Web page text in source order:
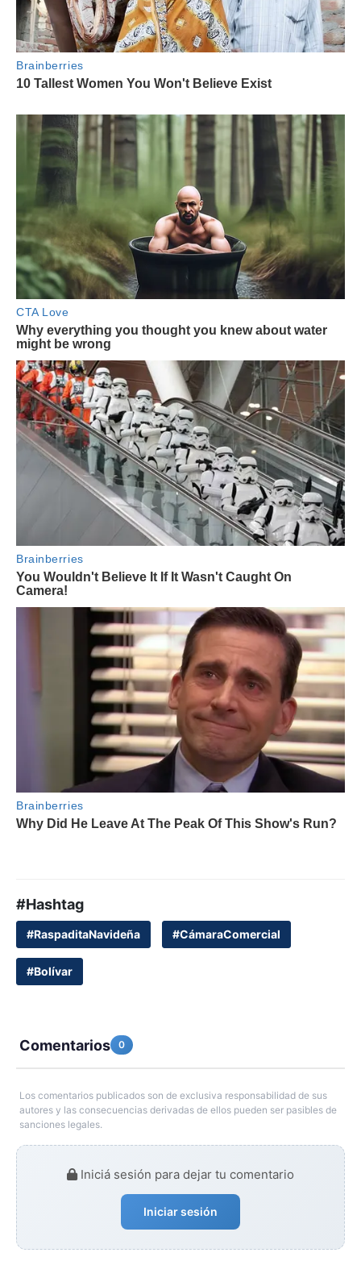
#Hashtag
#RaspaditaNavideña #CámaraComercial
#Bolívar
Comentarios 0
Los comentarios publicados son de exclusiva responsabilidad de sus
autores y las consecuencias derivadas de ellos pueden ser pasibles de
sanciones legales.
Iniciá sesión para dejar tu comentario
Iniciar sesión